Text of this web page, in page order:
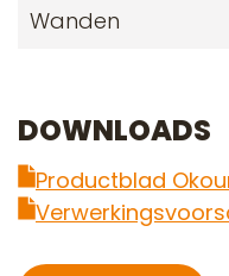
Wanden
DOWNLOADS
Productblad